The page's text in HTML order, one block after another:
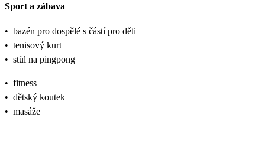
Sport a zábava
• bazén pro dospělé s částí pro děti
• tenisový kurt
• stůl na pingpong
• fitness
• dětský koutek
• masáže